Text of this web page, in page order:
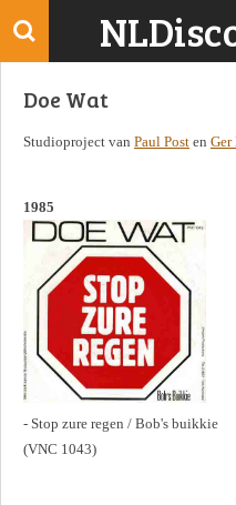
Ga
deDoe Wat
Studioproject van Paul Post en Ger
1985
- Stop zure regen / Bob's buikkie
(VNC 1043)